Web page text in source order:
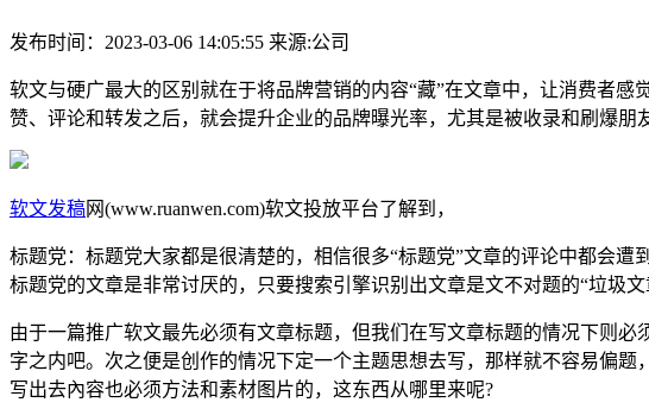
发布时间：2023-03-06 14:05:55 来源:公司
软文与硬广最大的区别就在于将品牌营销的内容“藏”在文章中，让消费者
赞、评论和转发之后，就会提升企业的品牌曝光率，尤其是被收录和刷爆
软文发稿网(www.ruanwen.com)软文投放平台了解到，
标题党：标题党大家都是很清楚的，相信很多“标题党”文章的评论中都会
标题党的文章是非常讨厌的，只要搜索引擎识别出文章是文不对题的“垃圾
由于一篇推广软文最先必须有文章标题，但我们在写文章标题的情况下则
字之内吧。次之便是创作的情况下定一个主题思想去写，那样就不容易偏
写出去內容也必须方法和素材图片的，这东西从哪里来呢?